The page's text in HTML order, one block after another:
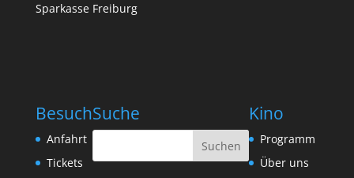
Sparkasse Freiburg
Besuch
Anfahrt
Tickets
Suche Kino
Programm
Über uns